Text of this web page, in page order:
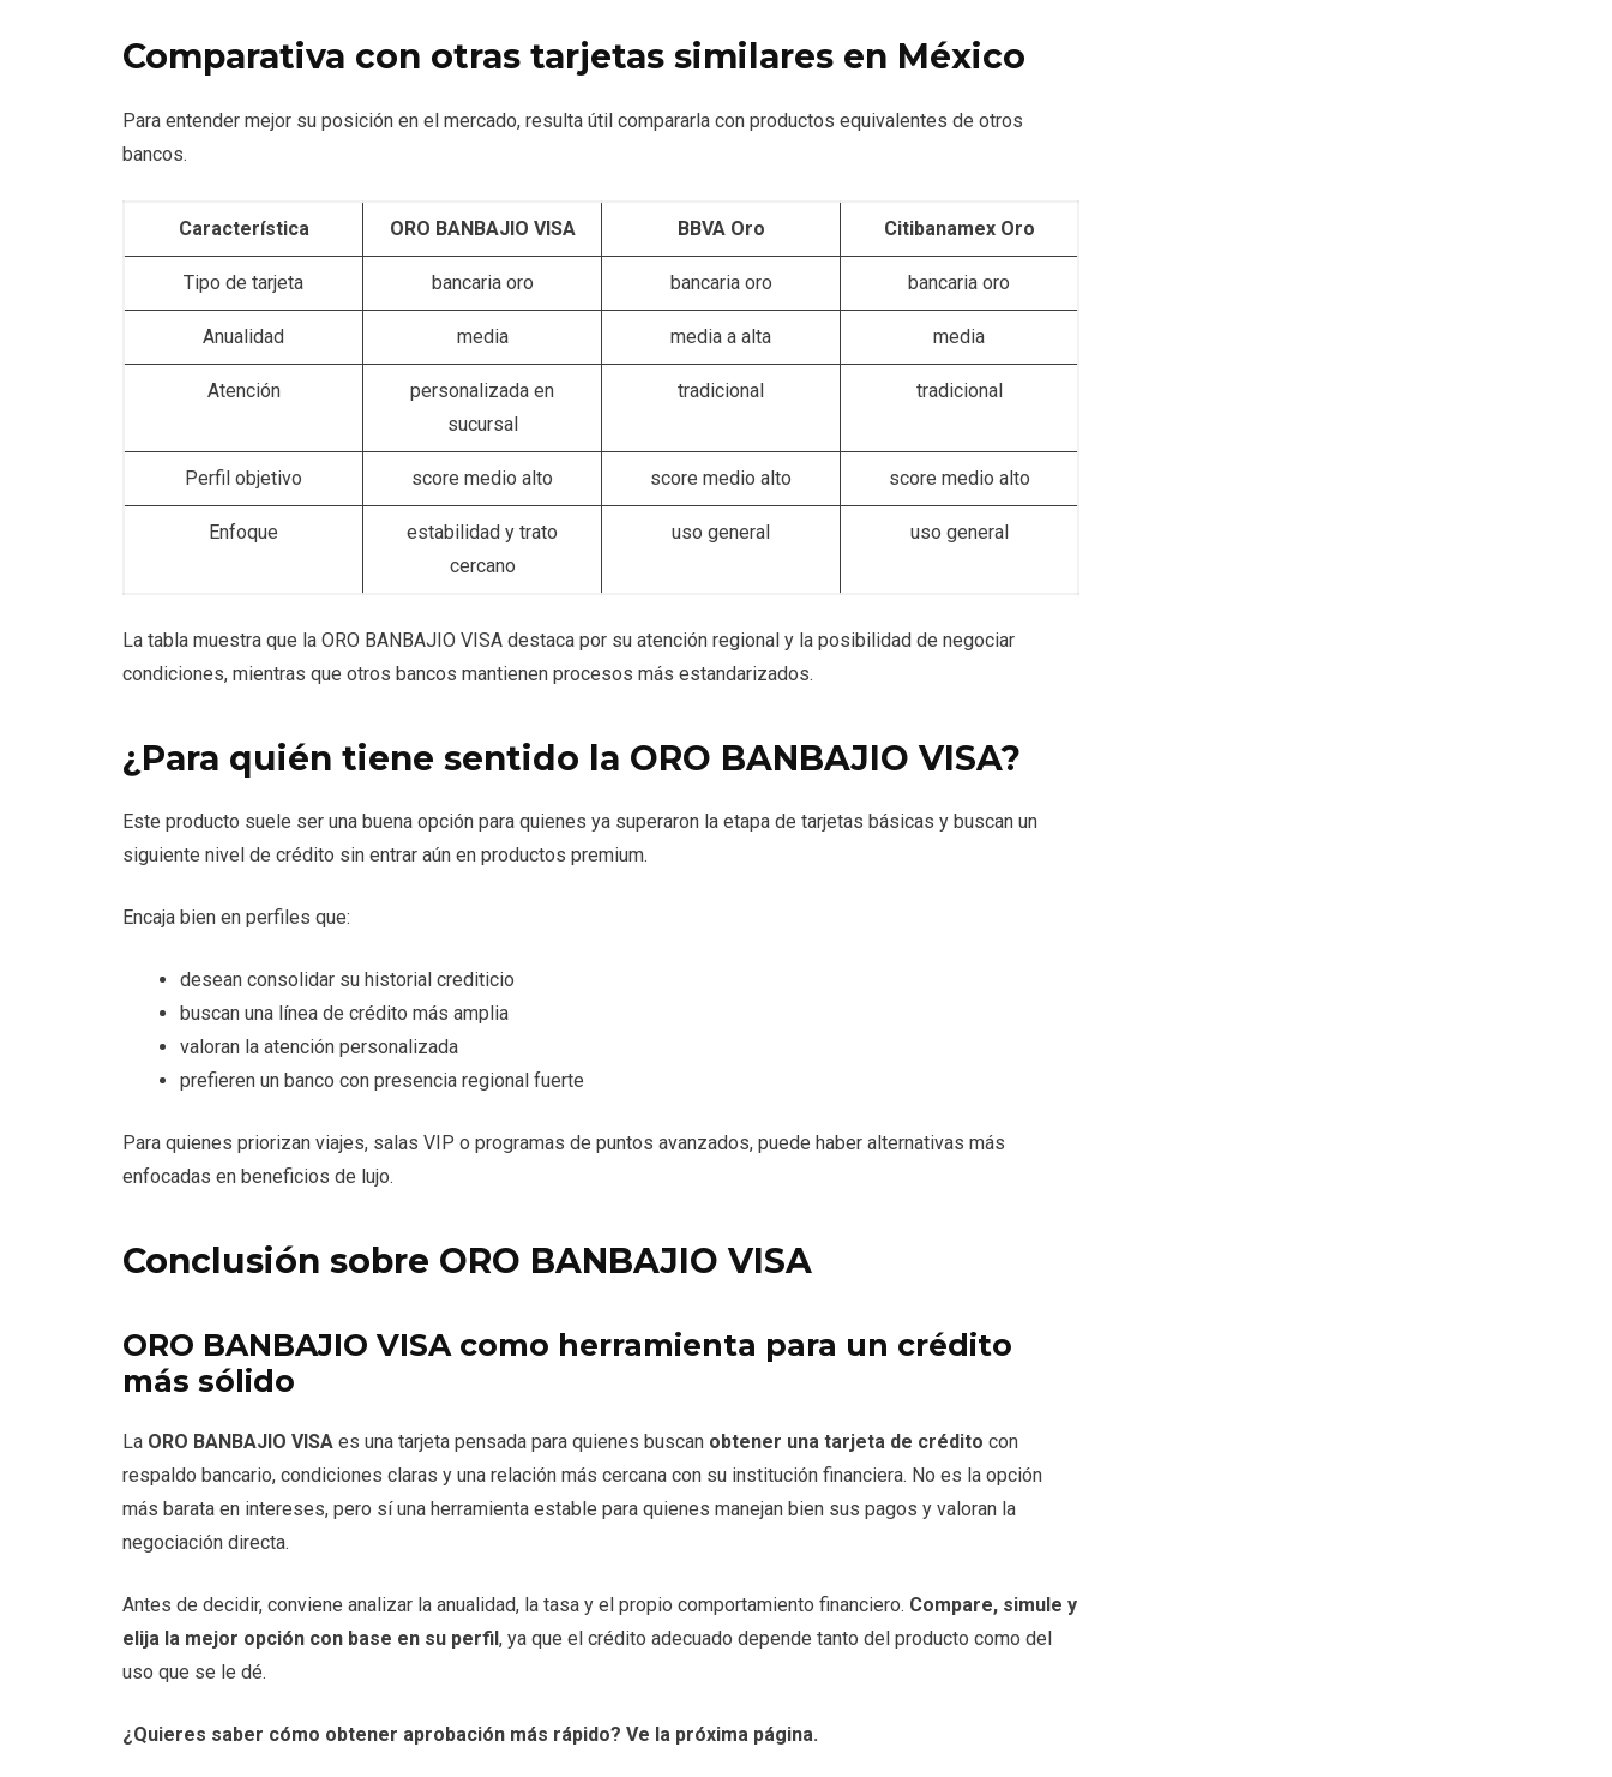
Comparativa con otras tarjetas similares en México
Para entender mejor su posición en el mercado, resulta útil compararla con productos equivalentes de otros
bancos.
Característica ORO BANBAJIO VISA BBVA Oro Citibanamex Oro
Tipo de tarjeta bancaria oro bancaria oro bancaria oro
Anualidad media media a alta media
Atención
personalizada en
sucursal
tradicional tradicional
Perfil objetivo score medio alto score medio alto score medio alto
Enfoque
estabilidad y trato
cercano
uso general uso general
La tabla muestra que la ORO BANBAJIO VISA destaca por su atención regional y la posibilidad de negociar
condiciones, mientras que otros bancos mantienen procesos más estandarizados.
¿Para quién tiene sentido la ORO BANBAJIO VISA?
Este producto suele ser una buena opción para quienes ya superaron la etapa de tarjetas básicas y buscan un
siguiente nivel de crédito sin entrar aún en productos premium.
Encaja bien en perfiles que:
desean consolidar su historial crediticio
buscan una línea de crédito más amplia
valoran la atención personalizada
prefieren un banco con presencia regional fuerte
Para quienes priorizan viajes, salas VIP o programas de puntos avanzados, puede haber alternativas más
enfocadas en beneficios de lujo.
Conclusión sobre ORO BANBAJIO VISA
ORO BANBAJIO VISA como herramienta para un crédito
más sólido
La ORO BANBAJIO VISA es una tarjeta pensada para quienes buscan obtener una tarjeta de crédito con
respaldo bancario, condiciones claras y una relación más cercana con su institución financiera. No es la opción
más barata en intereses, pero sí una herramienta estable para quienes manejan bien sus pagos y valoran la
negociación directa.
Antes de decidir, conviene analizar la anualidad, la tasa y el propio comportamiento financiero. Compare, simule y
elija la mejor opción con base en su perfil, ya que el crédito adecuado depende tanto del producto como del
uso que se le dé.
¿Quieres saber cómo obtener aprobación más rápido? Ve la próxima página.